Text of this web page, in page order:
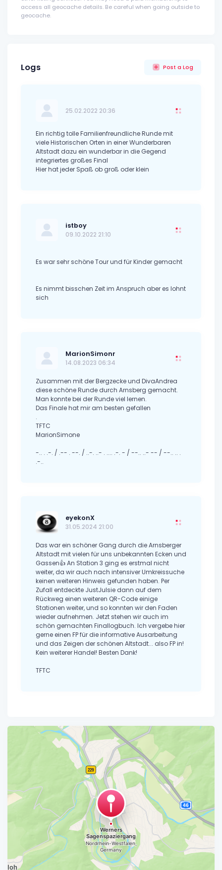
access all geocache details. Be careful when going outside to
geocache.
Logs Post a Log
25.02.2022 20:36
Ein richtig tolle Familienfreundliche Runde mit
viele Historischen Orten in einer Wunderbaren
Altstadt dazu ein wunderbar in die Gegend
integriertes großes Final
Hier hat jeder Spaß ob groß oder klein
istboy
09.10.2022 21:10
Es war sehr schöne Tour und für Kinder gemacht
Es nimmt bisschen Zeit im Anspruch aber es lohnt
sich
MarionSimonr
14.08.2023 06:34
Zusammen mit der Bergzecke und DivaAndrea
diese schöne Runde durch Arnsberg gemacht.
Man konnte bei der Runde viel lernen.
Das Finale hat mir am besten gefallen
.
TFTC
MarionSimone
-.. . .-. / .-- . --. / ..-. ..- . .... .-. - / --.. ..- -- / --.. .. .
.-..
eyekonX
31.05.2024 21:00
Das war ein schöner Gang durch die Arnsberger
Altstadt mit vielen für uns unbekannten Ecken und
Gassen👍 An Station 3 ging es erstmal nicht
weiter, da wir auch nach intensiver Umkreissuche
keinen weiteren Hinweis gefunden haben. Per
Zufall entdeckte JustJulsie dann auf dem
Rückweg einen weiteren QR-Code einige
Stationen weiter, und so konnten wir den Faden
wieder aufnehmen. Jetzt stehen wir auch im
schön gemachten Finallogbuch. Ich vergebe hier
gerne einen FP für die informative Ausarbeitung
und das Zeigen der schönen Altstadt... also FP in!
Kein weiterer Handel! Besten Dank!
TFTC